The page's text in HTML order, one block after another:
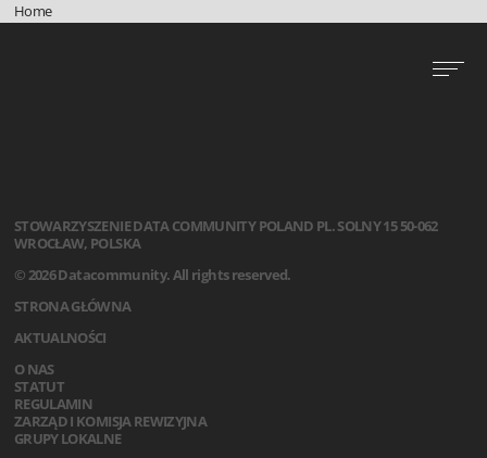
Home
STOWARZYSZENIEDATA COMMUNITY POLAND PL. SOLNY 1550-062
WROCŁAW, POLSKA
© 2026 Datacommunity. All rights reserved.
STRONA GŁÓWNA
AKTUALNOŚCI
O NAS
STATUT
REGULAMIN
ZARZĄD I KOMISJA REWIZYJNA
GRUPY LOKALNE